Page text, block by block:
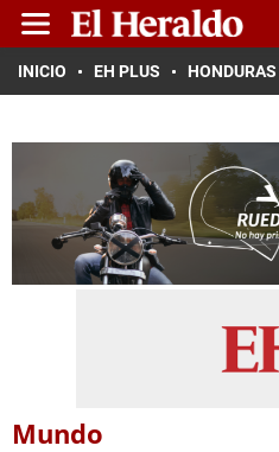
INICIO EH PLUS HONDURAS
Mundo